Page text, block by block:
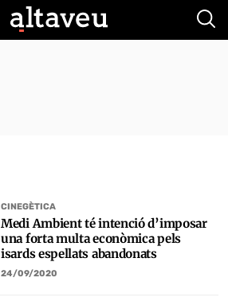
CINEGÈTICA
Medi Ambient té intenció d’imposar
una forta multa econòmica pels
isards espellats abandonats
24/09/2020